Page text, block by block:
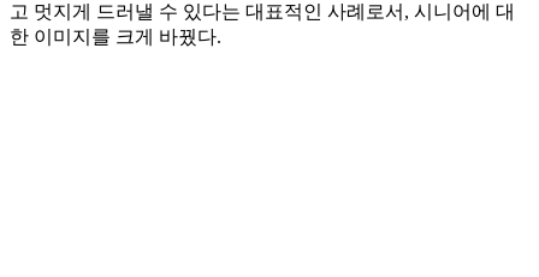
고 멋지게 드러낼 수 있다는 대표적인 사례로서, 시니어에 대
한 이미지를 크게 바꿨다.